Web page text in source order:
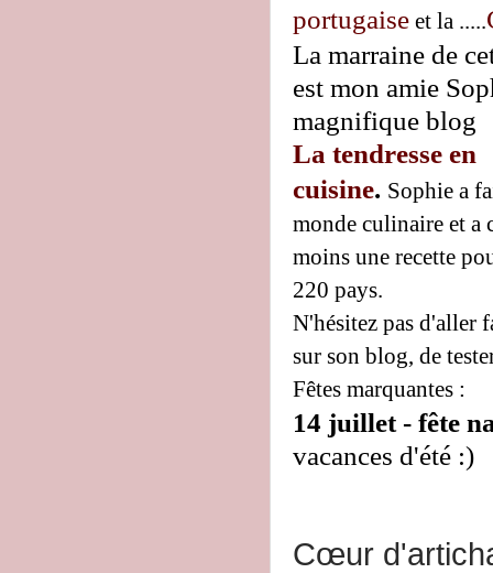
portugaise et la .....
La marraine de
est mon amie
magnifique blog
La tendresse en
cuisine. Sophie a
monde culinaire et a
moins une recette
220 pays.
N'hésitez pas d'aller
sur son blog, de
Fêtes marquantes :
14 juillet - fête
vacances d'été :)
Cœur